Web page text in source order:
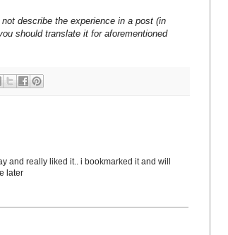
describe the experience in a post (in
should translate it for aforementioned
and really liked it.. i bookmarked it and will
later